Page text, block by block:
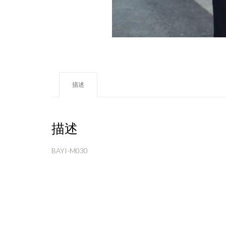
描述
描述
BAYI-M030